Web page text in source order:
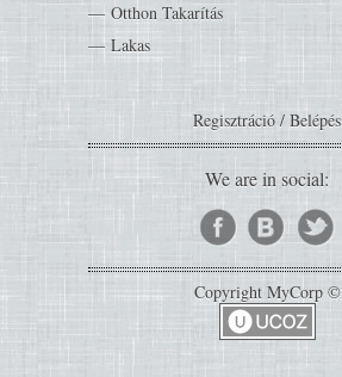
Otthon Takarítás
Lakas
Regisztráció / Belépés
We are in social:
Copyright MyCorp ©